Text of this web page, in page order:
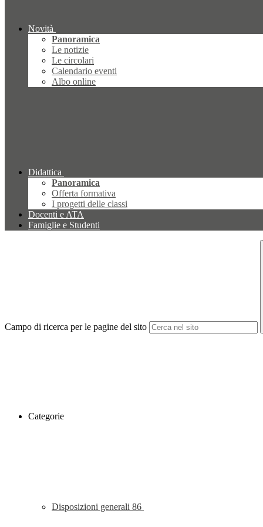
Novità
Panoramica
Le notizie
Le circolari
Calendario eventi
Albo online
Didattica
Panoramica
Offerta formativa
I progetti delle classi
Docenti e ATA
Famiglie e Studenti
Campo di ricerca per le pagine del sito
Categorie
Disposizioni generali 86